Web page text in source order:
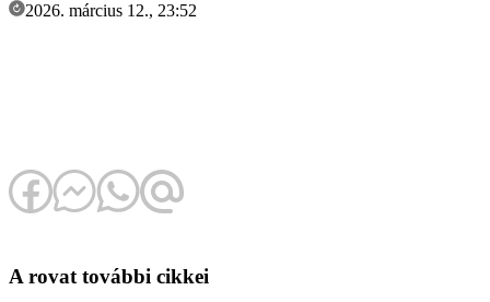
2026. március 12., 23:52
A rovat további cikkei